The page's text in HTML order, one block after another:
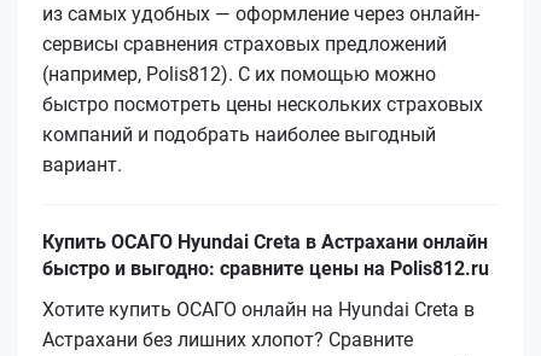
из самых удобных — оформление через онлайн-
сервисы сравнения страховых предложений
(например, Polis812). С их помощью можно
быстро посмотреть цены нескольких страховых
компаний и подобрать наиболее выгодный
вариант.
Купить ОСАГО Hyundai Creta в Астрахани онлайн
быстро и выгодно: сравните цены на Polis812.ru
Хотите купить ОСАГО онлайн на Hyundai Creta в
Астрахани без лишних хлопот? Сравните